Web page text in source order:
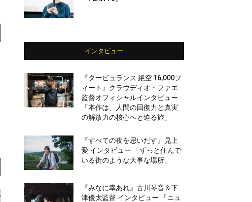
インタビュー
『タービュランス 絶空 16,000フ
ィート』クラウディオ・ファエ
監督オフィシャルインタビュー
「本作は、人間の回復力と真実
の解放力の核心へと迫る旅」
『すべての夜を思いだす』見上
愛 インタビュー 「ずっと住んで
いる街のような大事な場所」
『みなに幸あれ』古川琴音＆下
津優太監督 インタビュー 「ニュ